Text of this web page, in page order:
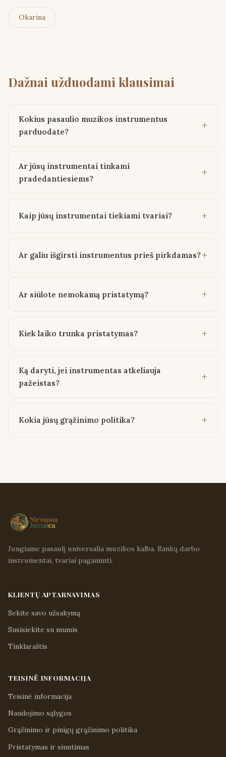
Okarina
Dažnai užduodami klausimai
Kokius pasaulio muzikos instrumentus
parduodate?
Ar jūsų instrumentai tinkami
pradedantiesiems?
Kaip jūsų instrumentai tiekiami tvariai?
Ar galiu išgirsti instrumentus prieš pirkdamas?
Ar siūlote nemokamą pristatymą?
Kiek laiko trunka pristatymas?
Ką daryti, jei instrumentas atkeliauja
pažeistas?
Kokia jūsų grąžinimo politika?
Jungiame pasaulį universalia muzikos kalba. Rankų darbo
instrumentai, tvariai pagaminti.
KLIENTŲ APTARNAVIMAS
Sekite savo užsakymą
Susisiekite su mumis
Tinklaraštis
TEISINĖ INFORMACIJA
Teisinė informacija
Naudojimo sąlygos
Grąžinimo ir pinigų grąžinimo politika
Pristatymas ir siuntimas